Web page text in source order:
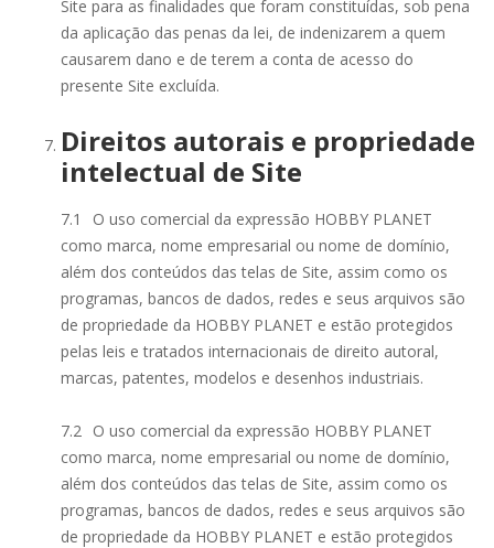
Site para as finalidades que foram constituídas, sob pena
da aplicação das penas da lei, de indenizarem a quem
causarem dano e de terem a conta de acesso do
presente Site excluída.
Direitos autorais e propriedade
intelectual de Site
7.1
O uso comercial da expressão HOBBY PLANET
como marca, nome empresarial ou nome de domínio,
além dos conteúdos das telas de Site, assim como os
programas, bancos de dados, redes e seus arquivos são
de propriedade da HOBBY PLANET e estão protegidos
pelas leis e tratados internacionais de direito autoral,
marcas, patentes, modelos e desenhos industriais.
7.2 O uso comercial da expressão HOBBY PLANET
como marca, nome empresarial ou nome de domínio,
além dos conteúdos das telas de Site, assim como os
programas, bancos de dados, redes e seus arquivos são
de propriedade da HOBBY PLANET e estão protegidos